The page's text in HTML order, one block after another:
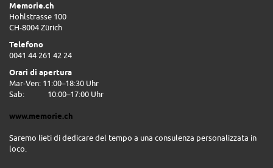
Memorie.ch
Hohlstrasse 100
CH-8004 Zürich
Telefono
0041 44 261 42 24
Orari di apertura
Mar-Ven: 11:00–18:30 Uhr
Sab:
10:00–17:00 Uhr
www.memorie.ch
Saremo lieti di dedicare del tempo a una consulenza personalizzata in
loco.